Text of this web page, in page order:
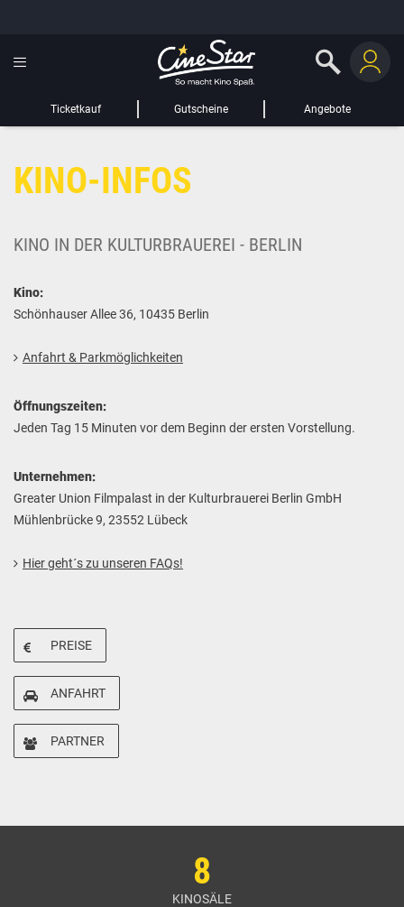
Ticketkauf Gutscheine Angebote
LIEBER CINESTAR-GAST,
Sie werden nun auf eine Website eines Drittanbieters weitergeleitet.
WEITER ZUR EXTERNEN SEITE
GUTSCHEIN HINZUFÜGEN
Gutschein
Gültig bis:
KINO-INFOS
KINO IN DER KULTURBRAUEREI - BERLIN
Kino:
Schönhauser Allee 36, 10435 Berlin
Anfahrt & Parkmöglichkeiten
Öffnungszeiten:
Jeden Tag 15 Minuten vor dem Beginn der ersten Vorstellung.
Unternehmen:
Greater Union Filmpalast in der Kulturbrauerei Berlin GmbH
Mühlenbrücke 9, 23552 Lübeck
Hier geht´s zu unseren FAQs!
PREISE
ANFAHRT
PARTNER
8
KINOSÄLE